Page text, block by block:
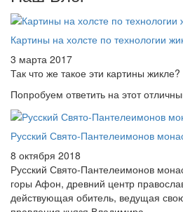
Картины на холсте по технологии
3 марта 2017
Так что же такое эти картины жикле?
Попробуем ответить на этот
Русский Свято-Пантелеимонов
8 октября 2018
Русский Свято-Пантелеимонов
горы Афон, древний центр
действующая обитель, ведущая